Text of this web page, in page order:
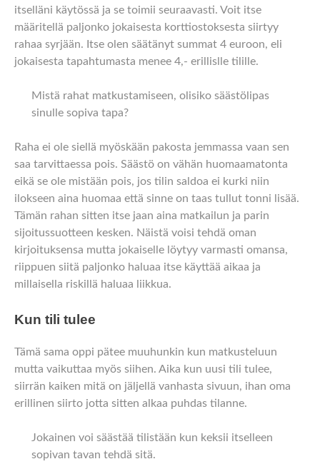
itselläni käytössä ja se toimii seuraavasti. Voit itse
määritellä paljonko jokaisesta korttiostoksesta siirtyy
rahaa syrjään. Itse olen säätänyt summat 4 euroon, eli
jokaisesta tapahtumasta menee 4,- erillislle tilille.
Mistä rahat matkustamiseen, olisiko säästölipas
sinulle sopiva tapa?
Raha ei ole siellä myöskään pakosta jemmassa vaan sen
saa tarvittaessa pois. Säästö on vähän huomaamatonta
eikä se ole mistään pois, jos tilin saldoa ei kurki niin
ilokseen aina huomaa että sinne on taas tullut tonni lisää.
Tämän rahan sitten itse jaan aina matkailun ja parin
sijoitussuotteen kesken. Näistä voisi tehdä oman
kirjoituksensa mutta jokaiselle löytyy varmasti omansa,
riippuen siitä paljonko haluaa itse käyttää aikaa ja
millaisella riskillä haluaa liikkua.
Kun tili tulee
Tämä sama oppi pätee muuhunkin kun matkusteluun
mutta vaikuttaa myös siihen. Aika kun uusi tili tulee,
siirrän kaiken mitä on jäljellä vanhasta sivuun, ihan oma
erillinen siirto jotta sitten alkaa puhdas tilanne.
Jokainen voi säästää tilistään kun keksii itselleen
sopivan tavan tehdä sitä.